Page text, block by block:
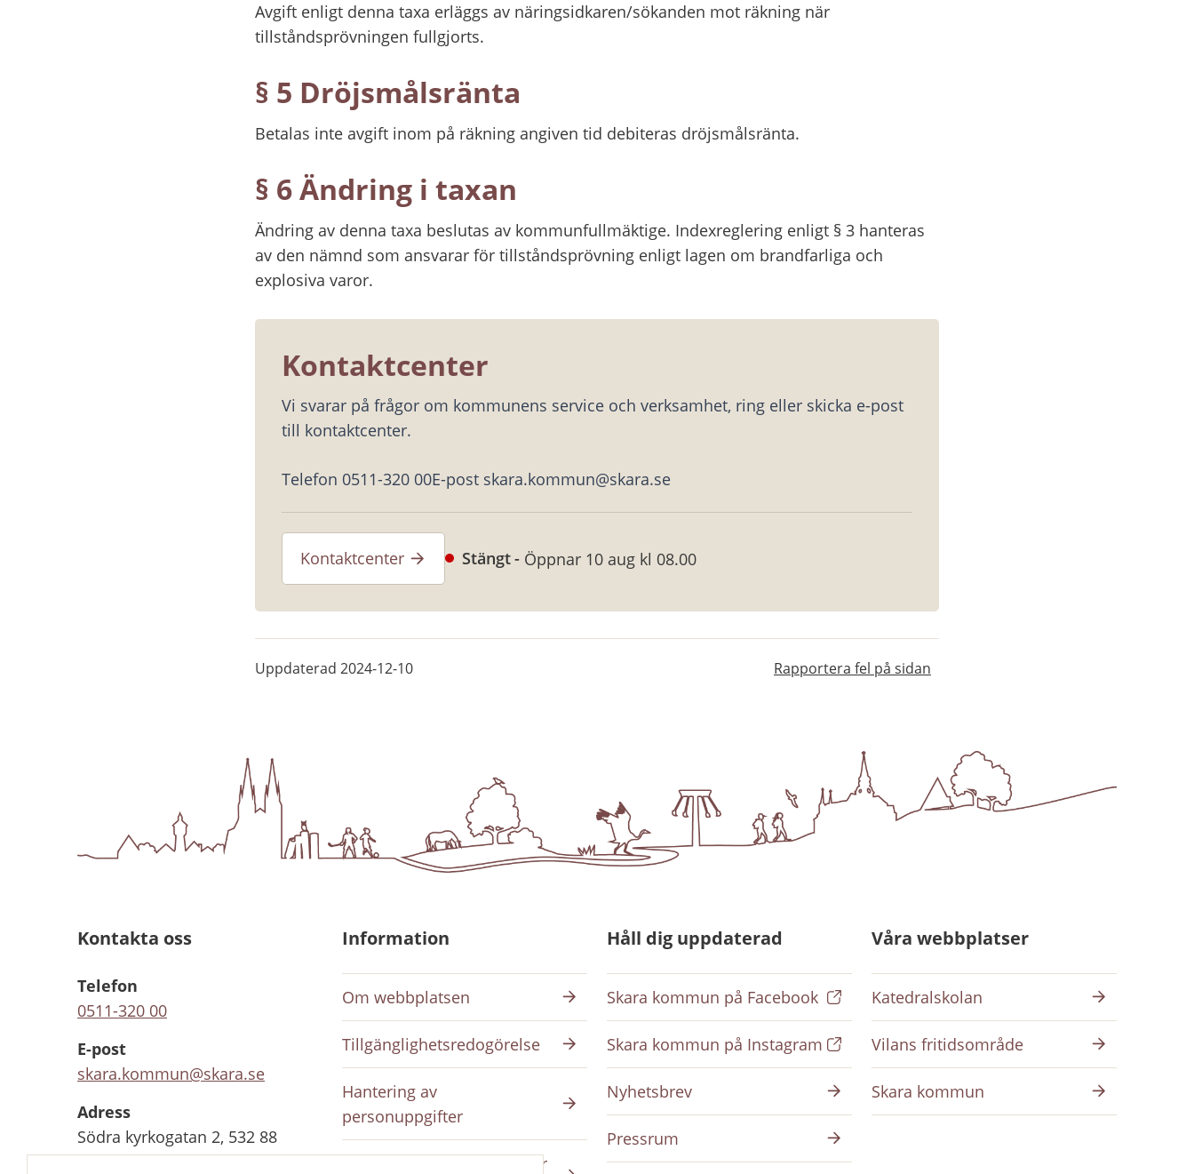
Avgift enligt denna taxa erläggs av näringsidkaren/sökanden mot räkning när
tillståndsprövningen fullgjorts.
§ 5 Dröjsmålsränta
Betalas inte avgift inom på räkning angiven tid debiteras dröjsmålsränta.
§ 6 Ändring i taxan
Ändring av denna taxa beslutas av kommunfullmäktige. Indexreglering enligt § 3 hanteras
av den nämnd som ansvarar för tillståndsprövning enligt lagen om brandfarliga och
explosiva varor.
Kontaktcenter
Vi svarar på frågor om kommunens service och verksamhet, ring eller skicka e-post
till kontaktcenter.
Telefon 0511-320 00E-post skara.kommun@skara.se
Kontaktcenter Stängt Öppnar 10 aug kl 08.00
Uppdaterad 2024-12-10 Rapportera fel på sidan
Kontakta oss
Telefon
0511-320 00
E-post
skara.kommun@skara.se
Adress
Södra kyrkogatan 2, 532 88
Skara
Information
Om webbplatsen
Tillgänglighetsredogörelse
Hantering av
personuppgifter
Inloggning på intranätet för
Håll dig uppdaterad
Skara kommun på Facebook
Skara kommun på Instagram
Nyhetsbrev
Pressrum
Våra webbplatser
Katedralskolan
Vilans fritidsområde
Skara kommun